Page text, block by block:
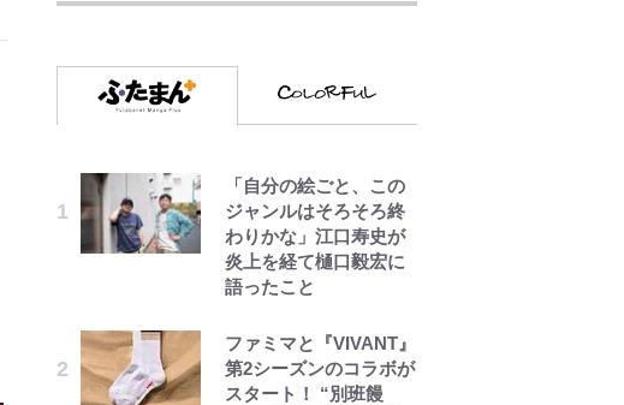
んに」
ざるを得ない事情』が
ある」…山尾志桜里が
SNSのバッシングにも
向き合う理由と独自メ
ンタル術
錦織一清が語る還暦か
らの新たな挑戦…少年
隊の分岐点と60代で挑
「自分の絵ごと、この
ジャンルはそろそろ終
わりかな」江口寿史が
炎上を経て樋口毅宏に
語ったこと
ファミマと『VIVANT』
第2シーズンのコラボが
スタート！ “別班饅